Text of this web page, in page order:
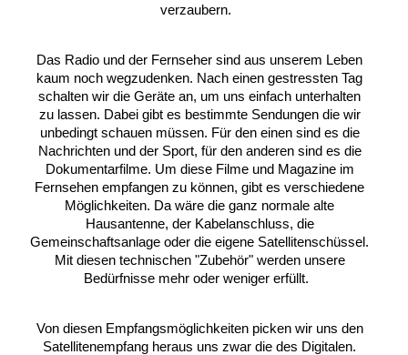
verzaubern.
Das Radio und der Fernseher sind aus unserem Leben
kaum noch wegzudenken. Nach einen gestressten Tag
schalten wir die Geräte an, um uns einfach unterhalten
zu lassen. Dabei gibt es bestimmte Sendungen die wir
unbedingt schauen müssen. Für den einen sind es die
Nachrichten und der Sport, für den anderen sind es die
Dokumentarfilme. Um diese Filme und Magazine im
Fernsehen empfangen zu können, gibt es verschiedene
Möglichkeiten. Da wäre die ganz normale alte
Hausantenne, der Kabelanschluss, die
Gemeinschaftsanlage oder die eigene Satellitenschüssel.
Mit diesen technischen "Zubehör" werden unsere
Bedürfnisse mehr oder weniger erfüllt.
Von diesen Empfangsmöglichkeiten picken wir uns den
Satellitenempfang heraus uns zwar die des Digitalen.